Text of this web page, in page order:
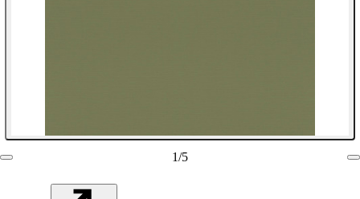
1/5